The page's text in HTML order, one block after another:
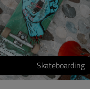
Skateboarding